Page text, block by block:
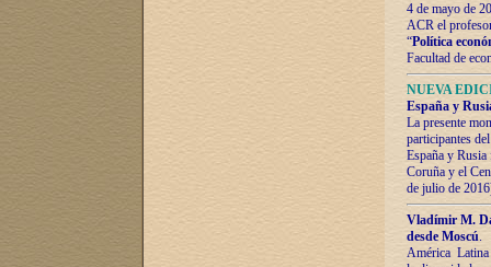
4 de mayo de
ACR el
“Política
Facultad de
NUEVA
España y
La presente
participantes
España y
Coruña y el
de julio de
Vladímir М.
desde Moscú.
América Latina